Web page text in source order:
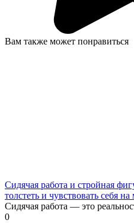
Вам также может понравиться
Сидячая работа и стройная
толстеть и чувствовать себя
Сидячая работа — это
0